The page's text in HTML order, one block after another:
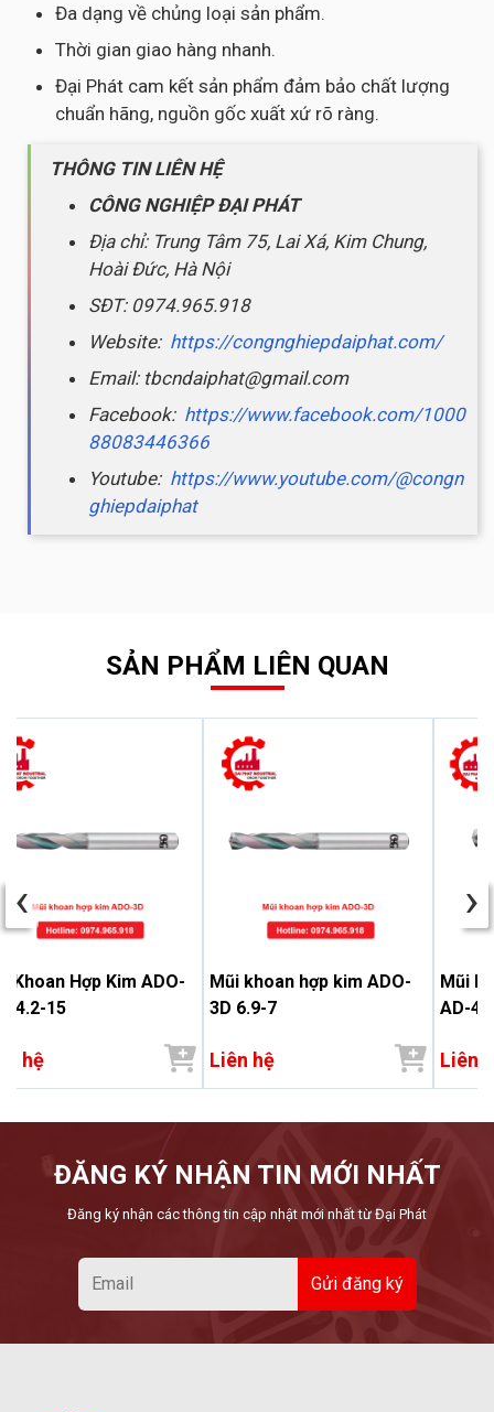
Đa dạng về chủng loại sản phẩm.
Thời gian giao hàng nhanh.
Đại Phát cam kết sản phẩm đảm bảo chất lượng
chuẩn hãng, nguồn gốc xuất xứ rõ ràng.
THÔNG TIN LIÊN HỆ
CÔNG NGHIỆP ĐẠI PHÁT
Địa chỉ: Trung Tâm 75, Lai Xá, Kim Chung,
Hoài Đức, Hà Nội
SĐT: 0974.965.918
Website: https://congnghiepdaiphat.com/
Email: tbcndaiphat@gmail.com
Facebook: https://www.facebook.com/1000
88083446366
Youtube: https://www.youtube.com/@congn
ghiepdaiphat
SẢN PHẨM LIÊN QUAN
Khoan Hợp Kim ADO-
14.2-15
hệ
Mũi khoan hợp kim ADO-
3D 6.9-7
Liên hệ
Mũi
AD-
Liên
‹ ›
ĐĂNG KÝ NHẬN TIN MỚI NHẤT
Đăng ký nhận các thông tin cập nhật mới nhất từ Đại Phát